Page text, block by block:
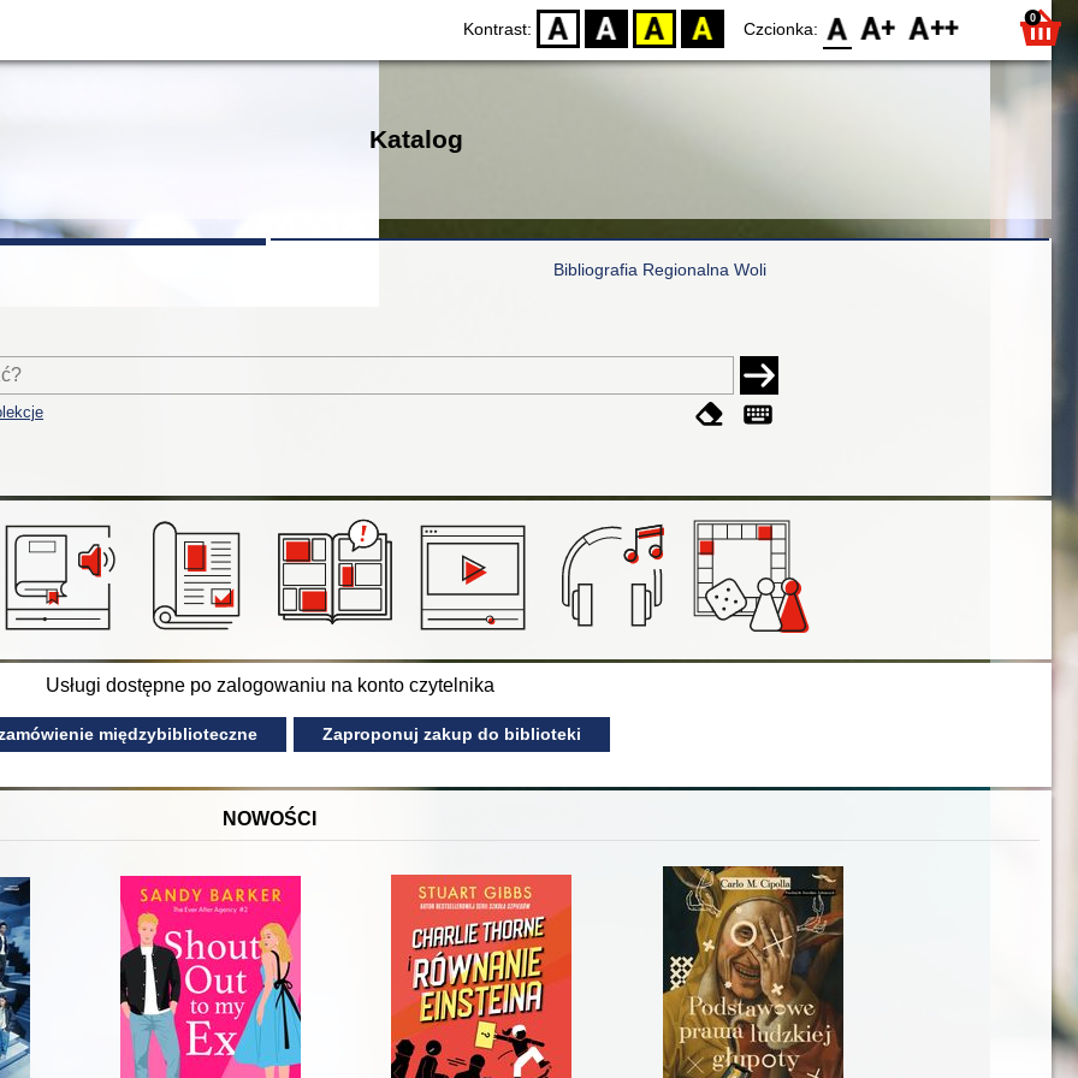
Kontrast: D BW YB BY Czcionka: F0 F1 F2 0
Katalog
Bibliografia Regionalna Woli
Usługi dostępne po zalogowaniu na konto czytelnika
międzybiblioteczne Zaproponuj zakup do biblioteki
NOWOŚCI